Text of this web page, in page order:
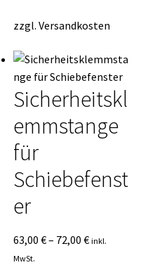
zzgl.Versandkosten
Sicherheitskl
emmstange
für
Schiebefenst
er
63,00€– 72,00€ inkl.
MwSt.